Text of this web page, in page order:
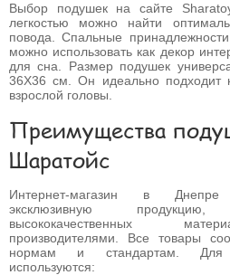
Выбор подушек на сайте
легкостью можно найти
повода. Спальные
можно использовать как декор
для сна. Размер подушек
36Х36 см. Он идеально подходит
взрослой головы.
Преимущества
Шаратойс
Интернет-магазин в
эксклюзивную
высококачественных
производителями. Все товары
нормам и стандартам. Для
используются: